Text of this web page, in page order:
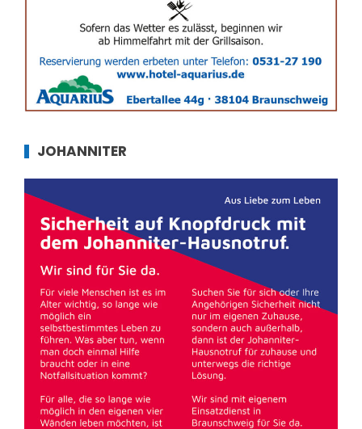
JOHANNITER